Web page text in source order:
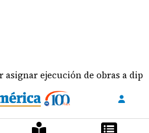
ejecución de obras a